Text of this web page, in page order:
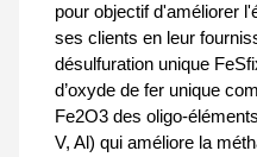
pour objectif d'améliorer
ses clients en leur
désulfuration unique
d’oxyde de fer unique
Fe2O3 des oligo-
V, Al) qui améliore la